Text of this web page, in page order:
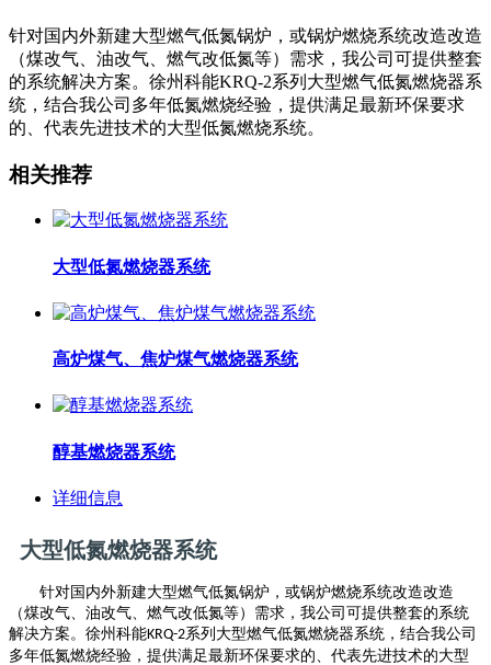
针对国内外新建大型燃气低氮锅炉，或锅炉燃烧系统改造改造
（煤改气、油改气、燃气改低氮等）需求，我公司可提供整套
的系统解决方案。徐州科能KRQ-2系列大型燃气低氮燃烧器系
统，结合我公司多年低氮燃烧经验，提供满足最新环保要求
的、代表先进技术的大型低氮燃烧系统。
相关推荐
大型低氮燃烧器系统
高炉煤气、焦炉煤气燃烧器系统
醇基燃烧器系统
详细信息
大型低氮燃烧器系统
针对国内外新建大型燃气低氮锅炉，或锅炉燃烧系统改造改造
（煤改气、油改气、燃气改低氮等）需求，我公司可提供整套的系统
解决方案。徐州科能KRQ-2系列大型燃气低氮燃烧器系统，结合我公司
多年低氮燃烧经验，提供满足最新环保要求的、代表先进技术的大型